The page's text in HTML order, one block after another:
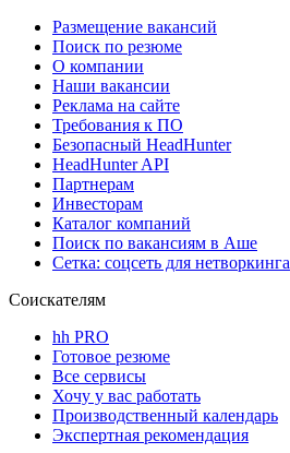
Размещение вакансий
Поиск по резюме
О компании
Наши вакансии
Реклама на сайте
Требования к ПО
Безопасный HeadHunter
HeadHunter API
Партнерам
Инвесторам
Каталог компаний
Поиск по вакансиям в Аше
Сетка: соцсеть для нетворкинга
Соискателям
hh PRO
Готовое резюме
Все сервисы
Хочу у вас работать
Производственный календарь
Экспертная рекомендация